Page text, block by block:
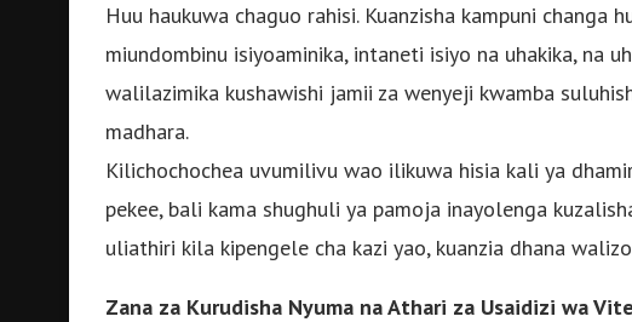
Huu haukuwa chaguo rahisi. Kuanzisha kampuni changa
miundombinu isiyoaminika, intaneti isiyo na uhakika, na
walilazimika kushawishi jamii za wenyeji kwamba
madhara.
Kilichochochea uvumilivu wao ilikuwa hisia kali ya
pekee, bali kama shughuli ya pamoja inayolenga
uliathiri kila kipengele cha kazi yao, kuanzia dhana
Zana za Kurudisha Nyuma na Athari za Usaidizi wa